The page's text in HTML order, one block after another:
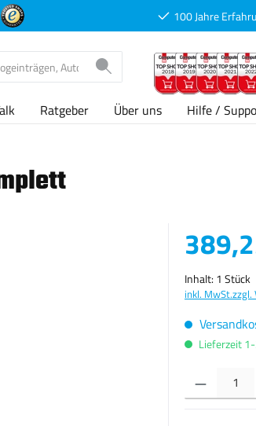
100 Jahre
Ratgeber Über uns Hilfe /
Inhalt: 1 Stück
inkl. MwSt.zzgl.
Lieferzeit
Produkt Anzahl: